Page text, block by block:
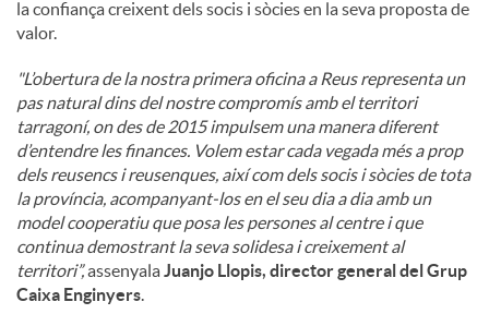
la confiança creixent dels socis i sòcies en la seva proposta de
valor.
"L’obertura de la nostra primera oficina a Reus representa un
pas natural dins del nostre compromís amb el territori
tarragoní, on des de 2015 impulsem una manera diferent
d’entendre les finances. Volem estar cada vegada més a prop
dels reusencs i reusenques, així com dels socis i sòcies de tota
la província, acompanyant-los en el seu dia a dia amb un
model cooperatiu que posa les persones al centre i que
continua demostrant la seva solidesa i creixement al
territori”,assenyalaJuanjo Llopis, director general del Grup
Caixa Enginyers.